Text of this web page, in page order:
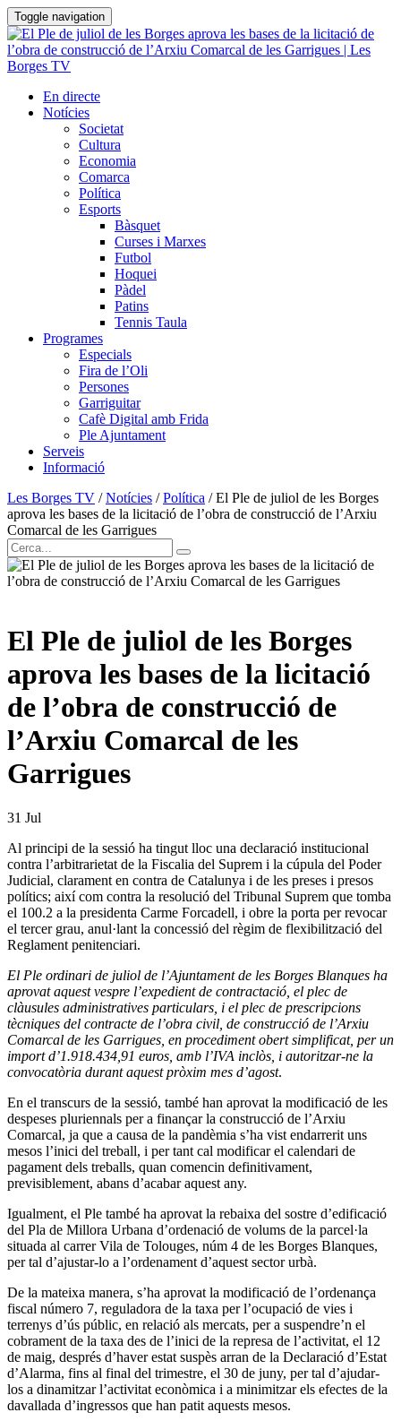
Toggle navigation
En directe
Notícies
Societat
Cultura
Economia
Comarca
Política
Esports
Bàsquet
Curses i Marxes
Futbol
Hoquei
Pàdel
Patins
Tennis Taula
Programes
Especials
Fira de l’Oli
Persones
Garriguitar
Cafè Digital amb Frida
Ple Ajuntament
Serveis
Informació
Les Borges TV /Notícies /Política /El Ple de juliol de les Borges
aprova les bases de la licitació de l’obra de construcció de l’Arxiu
Comarcal de les Garrigues
El Ple de juliol de les Borges
aprova les bases de la licitació
de l’obra de construcció de
l’Arxiu Comarcal de les
Garrigues
31 Jul
Al principi de la sessió ha tingut lloc una declaració institucional
contra l’arbitrarietat de la Fiscalia del Suprem i la cúpula del Poder
Judicial, clarament en contra de Catalunya i de les preses i presos
polítics; així com contra la resolució del Tribunal Suprem que tomba
el 100.2 a la presidenta Carme Forcadell, i obre la porta per revocar
el tercer grau, anul·lant la concessió del règim de flexibilització del
Reglament penitenciari.
El Ple ordinari de juliol de l’Ajuntament de les Borges Blanques ha
aprovat aquest vespre l’expedient de contractació, el plec de
clàusules administratives particulars, i el plec de prescripcions
tècniques del contracte de l’obra civil, de construcció de l’Arxiu
Comarcal de les Garrigues, en procediment obert simplificat, per un
import d’1.918.434,91 euros, amb l’IVA inclòs, i autoritzar-ne la
convocatòria durant aquest pròxim mes d’agost.
En el transcurs de la sessió, també han aprovat la modificació de les
despeses pluriennals per a finançar la construcció de l’Arxiu
Comarcal, ja que a causa de la pandèmia s’ha vist endarrerit uns
mesos l’inici del treball, i per tant cal modificar el calendari de
pagament dels treballs, quan comencin definitivament,
previsiblement, abans d’acabar aquest any.
Igualment, el Ple també ha aprovat la rebaixa del sostre d’edificació
del Pla de Millora Urbana d’ordenació de volums de la parcel·la
situada al carrer Vila de Tolouges, núm 4 de les Borges Blanques,
per tal d’ajustar-lo a l’ordenament d’aquest sector urbà.
De la mateixa manera, s’ha aprovat la modificació de l’ordenança
fiscal número 7, reguladora de la taxa per l’ocupació de vies i
terrenys d’ús públic, en relació als mercats, per a suspendre’n el
cobrament de la taxa des de l’inici de la represa de l’activitat, el 12
de maig, després d’haver estat suspès arran de la Declaració d’Estat
d’Alarma, fins al final del trimestre, el 30 de juny, per tal d’ajudar-
los a dinamitzar l’activitat econòmica i a minimitzar els efectes de la
davallada d’ingressos que han patit aquests mesos.